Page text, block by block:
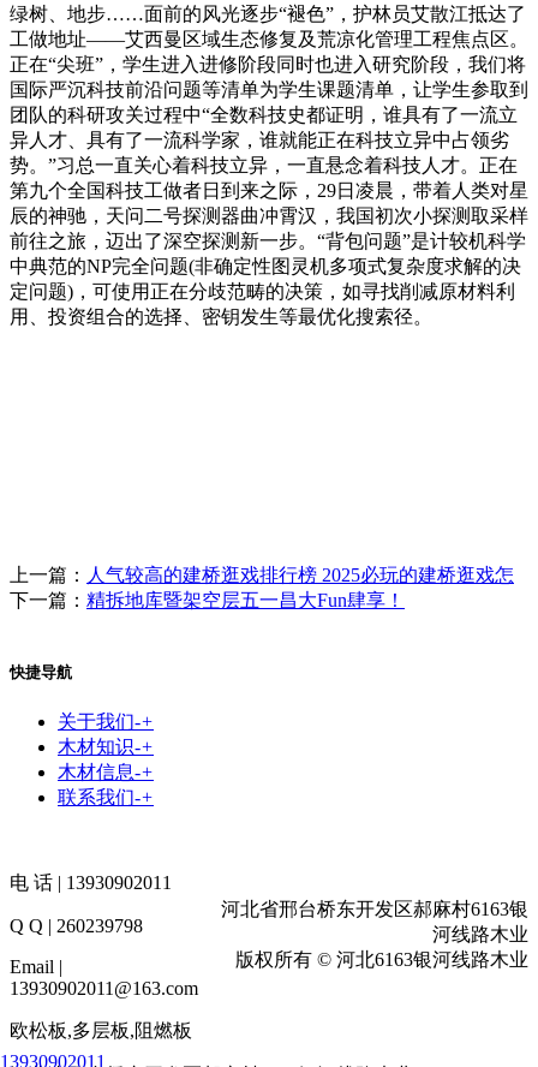
绿树、地步……面前的风光逐步“褪色”，护林员艾散江抵达了
工做地址——艾西曼区域生态修复及荒凉化管理工程焦点区。
正在“尖班”，学生进入进修阶段同时也进入研究阶段，我们将
国际严沉科技前沿问题等清单为学生课题清单，让学生参取到
团队的科研攻关过程中“全数科技史都证明，谁具有了一流立
异人才、具有了一流科学家，谁就能正在科技立异中占领劣
势。”习总一直关心着科技立异，一直悬念着科技人才。正在
第九个全国科技工做者日到来之际，29日凌晨，带着人类对星
辰的神驰，天问二号探测器曲冲霄汉，我国初次小探测取采样
前往之旅，迈出了深空探测新一步。“背包问题”是计较机科学
中典范的NP完全问题(非确定性图灵机多项式复杂度求解的决
定问题)，可使用正在分歧范畴的决策，如寻找削减原材料利
用、投资组合的选择、密钥发生等最优化搜索径。
上一篇： 人气较高的建桥逛戏排行榜 2025必玩的建桥逛戏怎
下一篇： 精拆地库暨架空层五一昌大Fun肆享！
快捷导航
关于我们-+
木材知识-+
木材信息-+
联系我们-+
电 话 | 13930902011
Q Q | 260239798
Email |
13930902011@163.com
河北省邢台桥东开发区郝麻村6163银
河线路木业
版权所有 © 河北6163银河线路木业
欧松板,多层板,阻燃板
13930902011